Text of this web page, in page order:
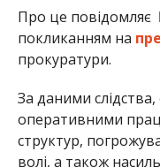
Про це повідомляє
покликанням на
прокуратури.
За даними
оперативними
структур,
волі, а також